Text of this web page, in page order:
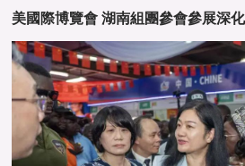
美國際博覽會 湖南組團參會參展深